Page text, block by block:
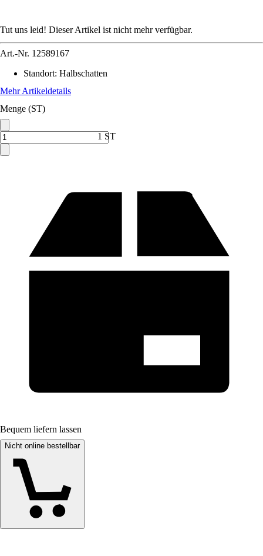
Tut uns leid! Dieser Artikel ist nicht mehr verfügbar.
Art.-Nr. 12589167
Standort: Halbschatten
Mehr Artikeldetails
Menge (ST)
1 ST
Bequem liefern lassen
Nicht online bestellbar